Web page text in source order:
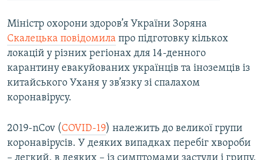
Міністр охорони здоров’я України Зоряна
Скалецька повідомила про підготовку кількох
локацій у різних регіонах для 14-денного
карантину евакуйованих українців та іноземців із
китайського Уханя у зв’язку зі спалахом
коронавірусу.
2019-nCov (COVID-19) належить до великої групи
коронавірусів. У деяких випадках перебіг хвороби